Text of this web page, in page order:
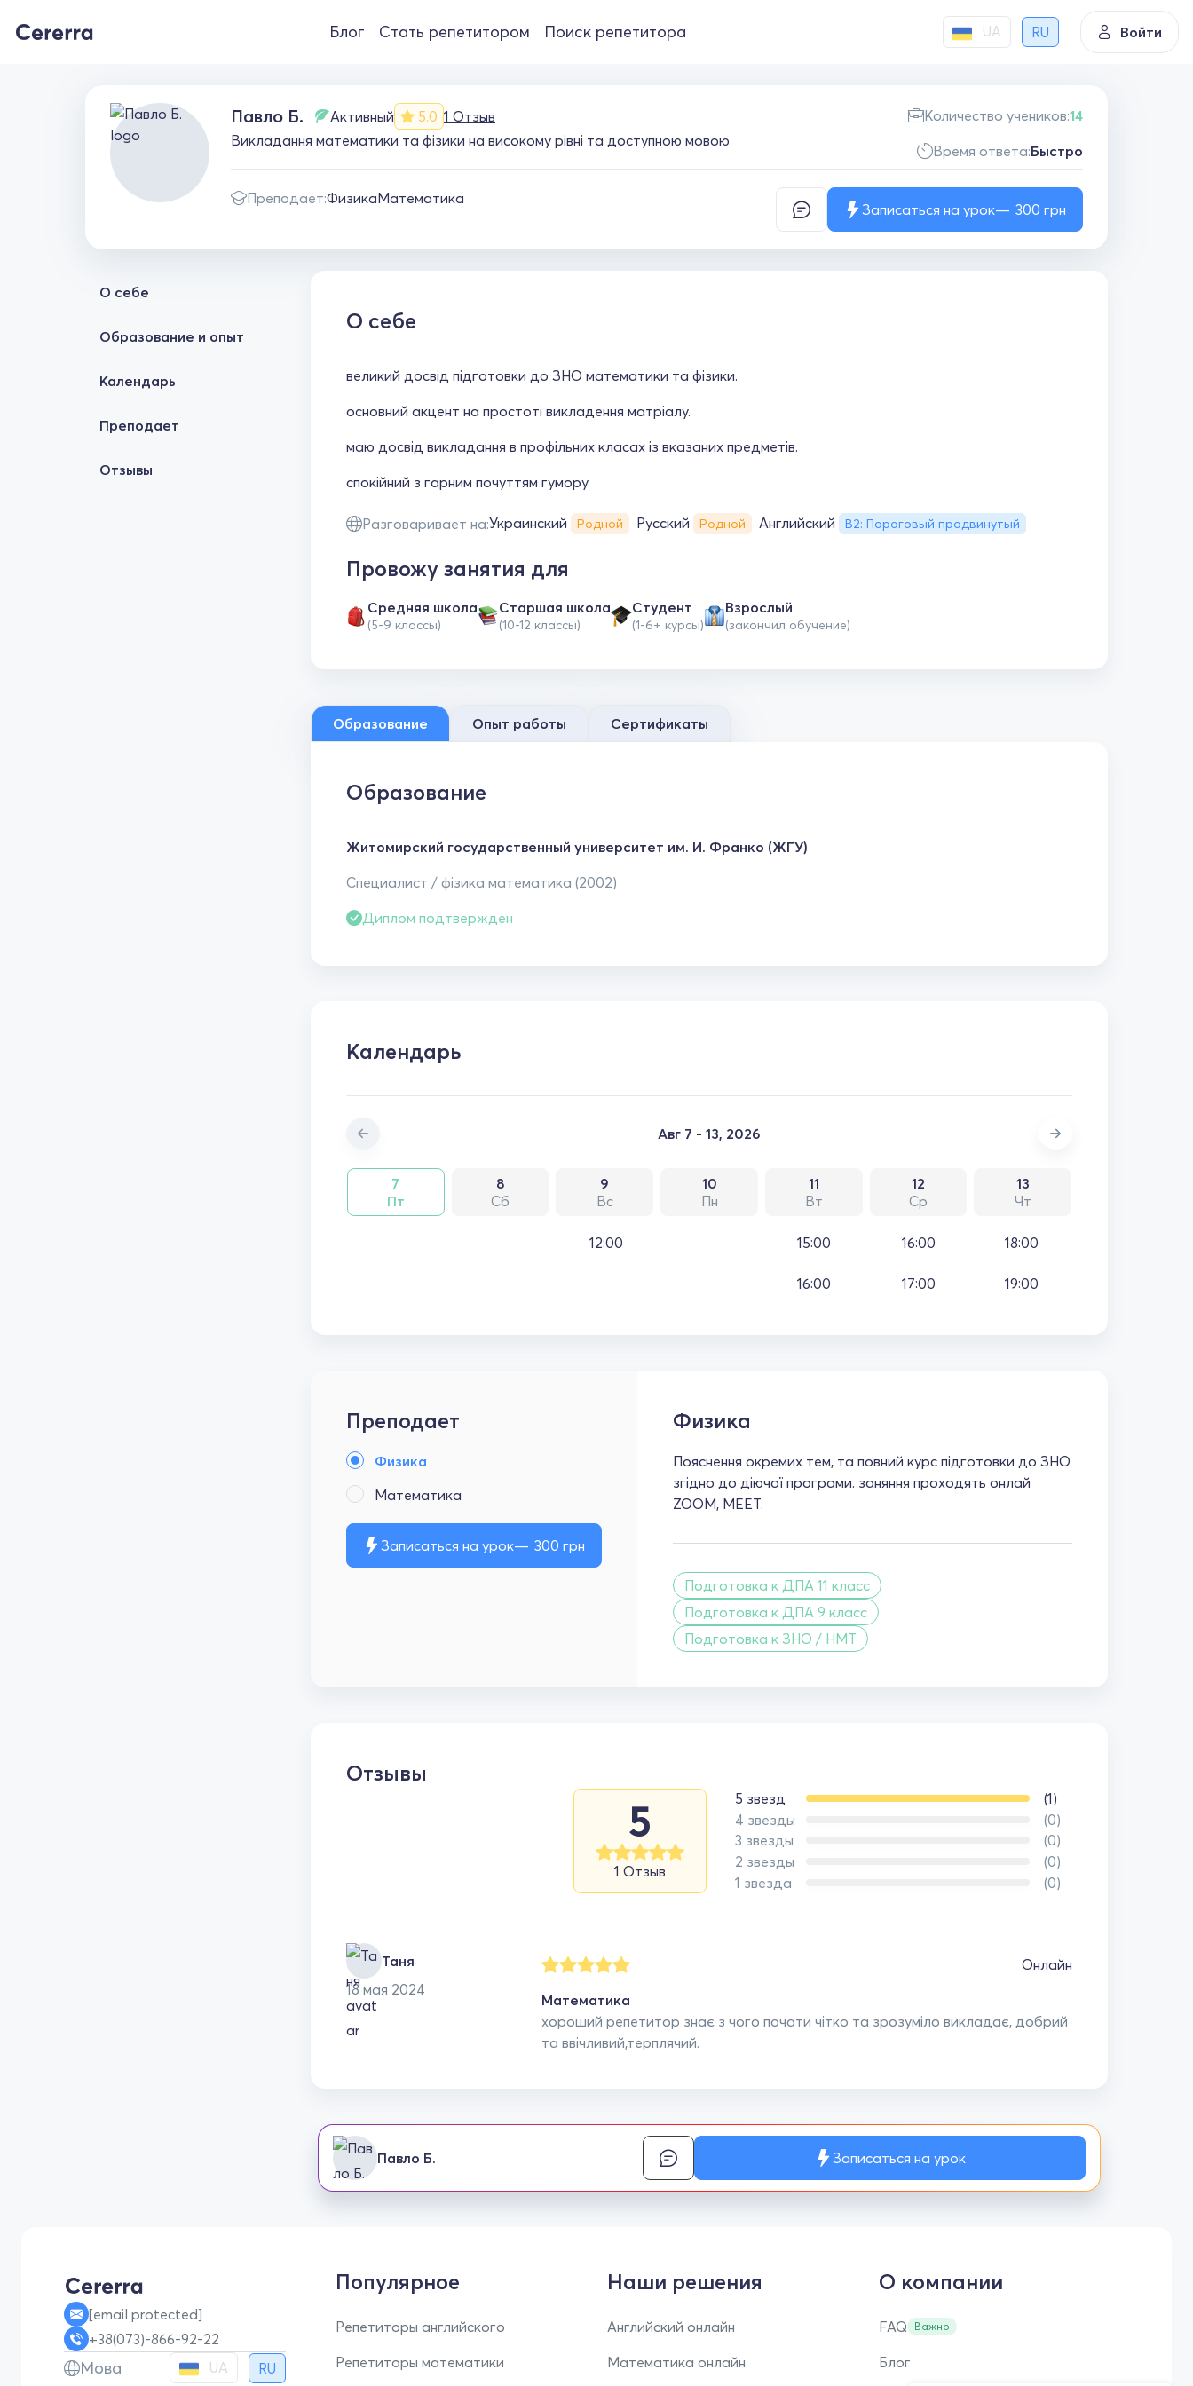
Блог Стать репетитором Поиск репетитора UA RU Войти
Павло Б. Активный 5.0 1 Отзыв
Викладання математики та фізики на високому рівні та доступною мовою
Преподает:ФизикаМатематика
Количество учеников:14
Время ответа:Быстро
Записаться на урок 300 грн
О себе
Образование и опыт
Календарь
Преподает
Отзывы
О себе
великий досвід підготовки до ЗНО математики та фізики.
основний акцент на простоті викладення матріалу.
маю досвід викладання в профільних класах із вказаних предметів.
спокійний з гарним почуттям гумору
Разговаривает на:Украинский Родной Русский Родной Английский B2: Пороговый продвинутый
Провожу занятия для
Средняя школа
(5-9 классы)
Cтаршая школа
(10-12 классы)
Студент
(1-6+ курсы)
Взрослый
(закончил обучение)
Образование Опыт работы Сертификаты
Образование
Житомирский государственный университет им. И. Франко (ЖГУ)
Специалист / фізика математика (2002)
Диплом подтвержден
Календарь
Авг 7 - 13, 2026
7
Пт
8
Сб
9
Вс
10
Пн
11
Вт
12
Ср
13
Чт
12:00 15:00
16:00
16:00
17:00
18:00
19:00
Преподает
Физика
Математика
Записаться на урок 300 грн
Физика
Пояснення окремих тем, та повний курс підготовки до ЗНО
згідно до діючої програми. заняння проходять онлай
ZOOM, MEET.
Подготовка к ДПА 11 класс
Подготовка к ДПА 9 класс
Подготовка к ЗНО / НМТ
Отзывы
5
1 Отзыв
5 звезд
(1)
4 звезды
(0)
3 звезды
(0)
2 звезды
(0)
1 звезда
(0)
Таня
18 мая 2024
Онлайн
Математика
хороший репетитор знає з чого почати чітко та зрозуміло викладає, добрий
та ввічливий,терплячий.
Павло Б. Записаться на урок
[email protected]
+38(073)-866-92-22
Мова UA RU
Популярное
Репетиторы английского
Репетиторы математики
Наши решения
Английский онлайн
Математика онлайн
О компании
FAQ Важно
Блог